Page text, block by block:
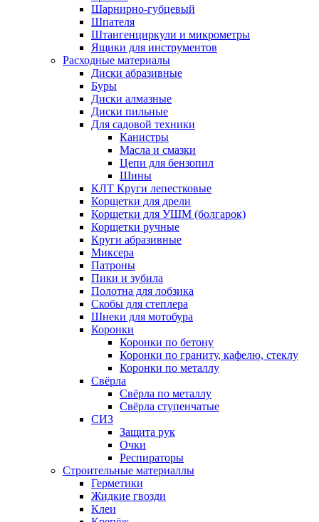
Шарнирно-губцевый
Шпателя
Штангенциркули и микрометры
Ящики для инструментов
Расходные материалы
Диски абразивные
Буры
Диски алмазные
Диски пильные
Для садовой техники
Канистры
Масла и смазки
Цепи для бензопил
Шины
КЛТ Круги лепестковые
Корщетки для дрели
Корщетки для УШМ (болгарок)
Корщетки ручные
Круги абразивные
Миксера
Патроны
Пики и зубила
Полотна для лобзика
Скобы для степлера
Шнеки для мотобура
Коронки
Коронки по бетону
Коронки по граниту, кафелю, стеклу
Коронки по металлу
Свёрла
Свёрла по металлу
Свёрла ступенчатые
СИЗ
Защита рук
Очки
Респираторы
Строительные материаллы
Герметики
Жидкие гвозди
Клеи